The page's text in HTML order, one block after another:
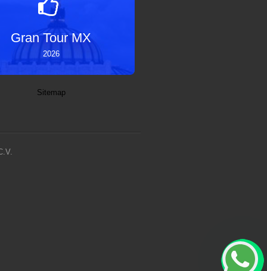
Gran Tour MX
2026
Sitemap